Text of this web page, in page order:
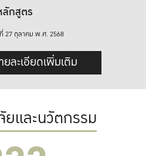
กสูตร
27 ตุลาคม พ.ศ. 2568
ยละเอียดเพิ่มเติม
ยและนวัตกรรม